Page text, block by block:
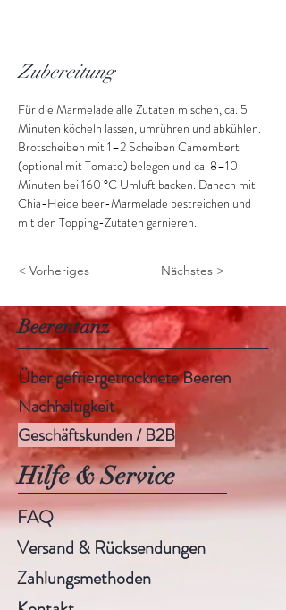
Zubereitung
Für die Marmelade alle Zutaten mischen, ca. 5
Minuten köcheln lassen, umrühren und abkühlen.
Brotscheiben mit 1–2 Scheiben Camembert
(optional mit Tomate) belegen und ca. 8–10
Minuten bei 160 °C Umluft backen. Danach mit
Chia-Heidelbeer-Marmelade bestreichen und
mit den Topping-Zutaten garnieren.
< Vorheriges Nächstes >
Beerentanz
Über gefriergetrocknete Beeren
Nachhaltigkeit
Geschäftskunden / B2B
Hilfe & Service
FAQ
Versand & Rücksendungen
Zahlungsmethoden